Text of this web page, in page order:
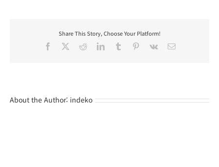
Share This Story, Choose Your Platform!
Facebook
RedditLinkedInTumblr Pinterest
Vk Email
About the Author: indeko